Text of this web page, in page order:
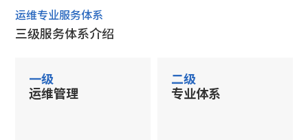
运维专业服务体系
三级服务体系介绍
一级
运维管理
二级
专业体系